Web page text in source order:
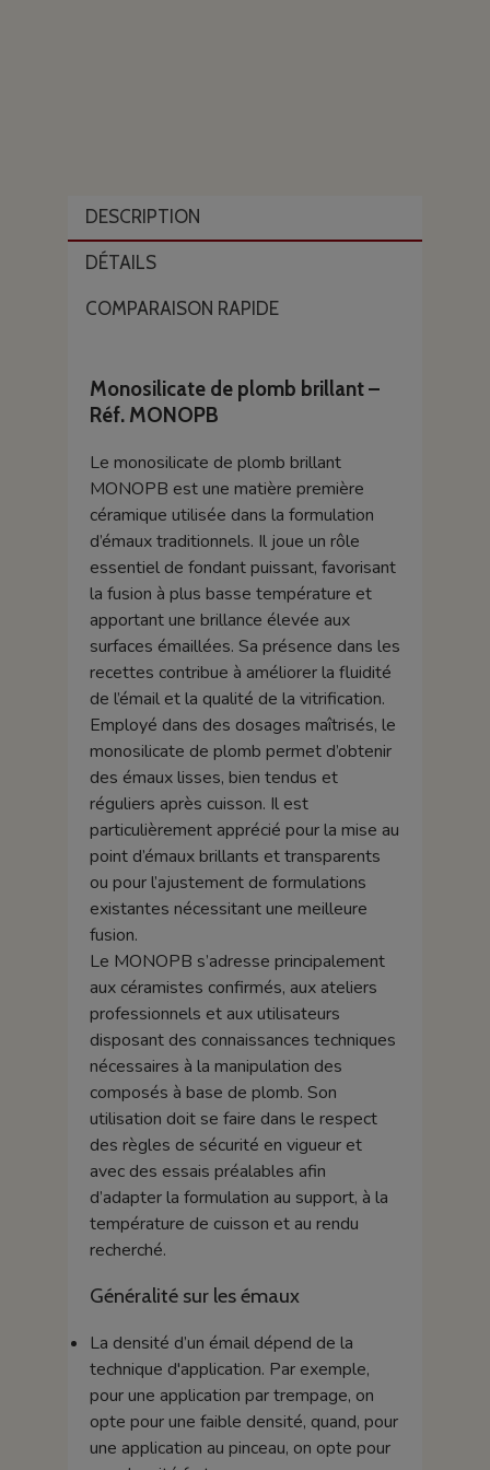
DESCRIPTION
DÉTAILS
COMPARAISON RAPIDE
Monosilicate de plomb brillant –
Réf. MONOPB
Le monosilicate de plomb brillant
MONOPB est une matière première
céramique utilisée dans la formulation
d’émaux traditionnels. Il joue un rôle
essentiel de fondant puissant, favorisant
la fusion à plus basse température et
apportant une brillance élevée aux
surfaces émaillées. Sa présence dans les
recettes contribue à améliorer la fluidité
de l’émail et la qualité de la vitrification.
Employé dans des dosages maîtrisés, le
monosilicate de plomb permet d’obtenir
des émaux lisses, bien tendus et
réguliers après cuisson. Il est
particulièrement apprécié pour la mise au
point d’émaux brillants et transparents
ou pour l’ajustement de formulations
existantes nécessitant une meilleure
fusion.
Le MONOPB s’adresse principalement
aux céramistes confirmés, aux ateliers
professionnels et aux utilisateurs
disposant des connaissances techniques
nécessaires à la manipulation des
composés à base de plomb. Son
utilisation doit se faire dans le respect
des règles de sécurité en vigueur et
avec des essais préalables afin
d’adapter la formulation au support, à la
température de cuisson et au rendu
recherché.
Généralité sur les émaux
La densité d’un émail dépend de la
technique d'application. Par exemple,
pour une application par trempage, on
opte pour une faible densité, quand, pour
une application au pinceau, on opte pour